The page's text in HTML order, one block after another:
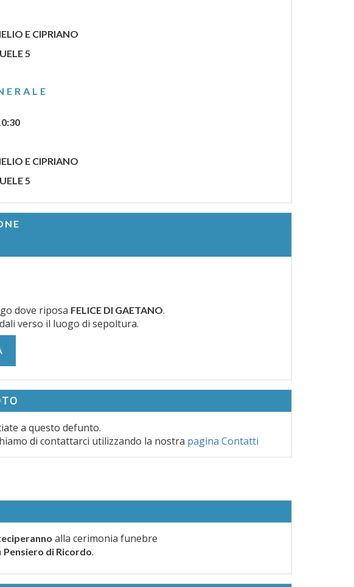
E CIPRIANO
5
E CIPRIANO
5
dove riposa FELICE DI GAETANO.
verso il luogo di sepoltura.
a questo defunto.
di contattarci utilizzando la nostra pagina Contatti
alla cerimonia funebre
Pensiero di Ricordo.